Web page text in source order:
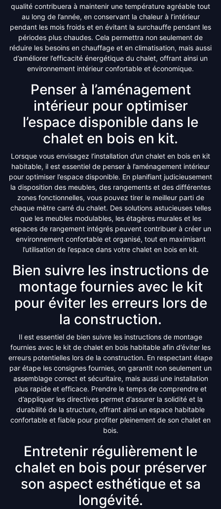
qualité contribuera à maintenir une température agréable tout
au long de l’année, en conservant la chaleur à l’intérieur
pendant les mois froids et en évitant la surchauffe pendant les
périodes plus chaudes. Cela permettra non seulement de
réduire les besoins en chauffage et en climatisation, mais aussi
d’améliorer l’efficacité énergétique du chalet, offrant ainsi un
environnement intérieur confortable et économique.
Penser à l’aménagement
intérieur pour optimiser
l’espace disponible dans le
chalet en bois en kit.
Lorsque vous envisagez l’installation d’un chalet en bois en kit
habitable, il est essentiel de penser à l’aménagement intérieur
pour optimiser l’espace disponible. En planifiant judicieusement
la disposition des meubles, des rangements et des différentes
zones fonctionnelles, vous pouvez tirer le meilleur parti de
chaque mètre carré du chalet. Des solutions astucieuses telles
que les meubles modulables, les étagères murales et les
espaces de rangement intégrés peuvent contribuer à créer un
environnement confortable et organisé, tout en maximisant
l’utilisation de l’espace dans votre chalet en bois en kit.
Bien suivre les instructions de
montage fournies avec le kit
pour éviter les erreurs lors de
la construction.
Il est essentiel de bien suivre les instructions de montage
fournies avec le kit de chalet en bois habitable afin d’éviter les
erreurs potentielles lors de la construction. En respectant étape
par étape les consignes fournies, on garantit non seulement un
assemblage correct et sécuritaire, mais aussi une installation
plus rapide et efficace. Prendre le temps de comprendre et
d’appliquer les directives permet d’assurer la solidité et la
durabilité de la structure, offrant ainsi un espace habitable
confortable et fiable pour profiter pleinement de son chalet en
bois.
Entretenir régulièrement le
chalet en bois pour préserver
son aspect esthétique et sa
longévité.